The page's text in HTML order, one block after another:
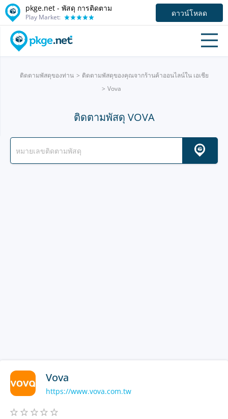
pkge.net - พัสดุ การติดตาม
Play Market: ดาวน์โหลด
ติดตามพัสดุของท่าน
ติดตามพัสดุของคุณจากร้านค้าออนไลน์ใน เอเชีย
Vova
ติดตามพัสดุ VOVA
Vova
https://www.vova.com.tw